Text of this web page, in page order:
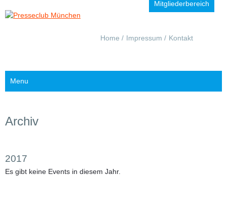
Mitgliederbereich
Navigation
Home Impressum Kontakt
Menu
Archiv
2017
Es gibt keine Events in diesem Jahr.